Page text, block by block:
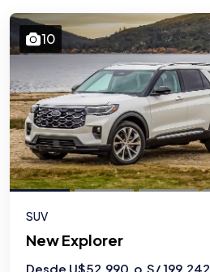
10
SUV
New Explorer
Desde U$52,990 o S/ 199,242